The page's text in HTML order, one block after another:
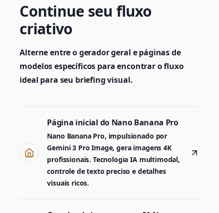
Continue seu fluxo
criativo
Alterne entre o gerador geral e páginas de
modelos específicos para encontrar o fluxo
ideal para seu briefing visual.
Página inicial do Nano Banana Pro
Nano Banana Pro, impulsionado por
Gemini 3 Pro Image, gera imagens 4K
profissionais. Tecnologia IA multimodal,
controle de texto preciso e detalhes
visuais ricos.